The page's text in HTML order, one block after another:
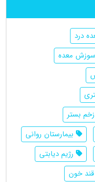
درد
معده
بستر
بیمارستان روانی
رژیم دیابتی
خون